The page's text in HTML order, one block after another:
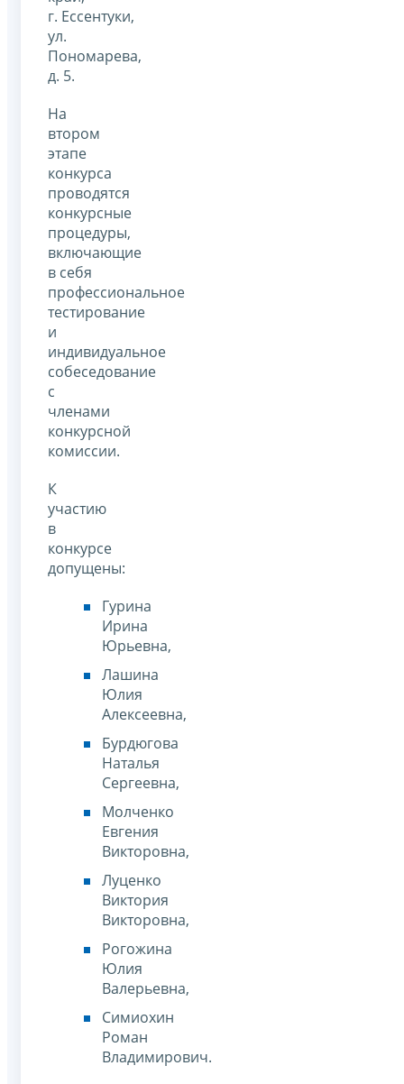
г. Ессентуки,
ул.
Пономарева,
д. 5.
На
втором
этапе
конкурса
проводятся
конкурсные
процедуры,
включающие
в себя
профессиональное
тестирование
и
индивидуальное
собеседование
с
членами
конкурсной
комиссии.
К
участию
в
конкурсе
допущены:
Гурина
Ирина
Юрьевна,
Лашина
Юлия
Алексеевна,
Бурдюгова
Наталья
Сергеевна,
Молченко
Евгения
Викторовна,
Луценко
Виктория
Викторовна,
Рогожина
Юлия
Валерьевна,
Симиохин
Роман
Владимирович.